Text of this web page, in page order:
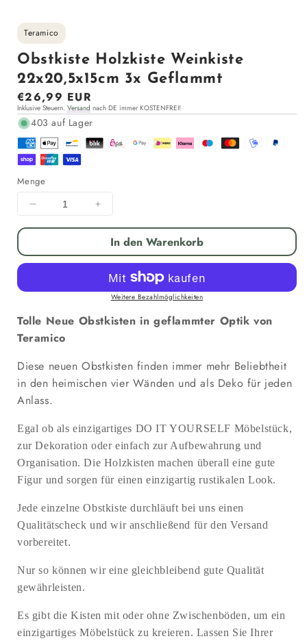
Teramico
Obstkiste Holzkiste Weinkiste
22x20,5x15cm 3x Geflammt
Normaler
Preis
€26,99 EUR
Inklusive Steuern. Versand nach DE immer KOSTENFREI!
403 auf Lager
Menge
Menge
für
Holzkiste
Weinkiste
22x20,5x15cm
3x
verringern
Menge
für
Obstkiste
Holzkiste
Weinkiste
22x20,5x15cm
3x
erhöhen
In den Warenkorb
Weitere Bezahlmöglichkeiten
Tolle Neue Obstkisten in geflammter Optik von
Teramico
Diese neuen Obstkisten finden immer mehr Beliebtheit
in den heimischen vier Wänden und als Deko für jeden
Anlass.
Egal ob als einzigartiges DO IT YOURSELF Möbelstück,
zur Dekoration oder einfach zur Aufbewahrung und
Organisation. Die Holzkisten machen überall eine gute
Figur und sorgen für einen einzigartig rustikalen Look.
Jede einzelne Obstkiste durchläuft bei uns einen
Qualitätscheck und wir anschließend für den Versand
vorbereitet.
Nur so können wir eine gleichbleibend gute Qualität
gewährleisten.
Es gibt die Kisten mit oder ohne Zwischenböden, um ein
einzigartiges Möbelstück zu kreieren. Lassen Sie Ihrer